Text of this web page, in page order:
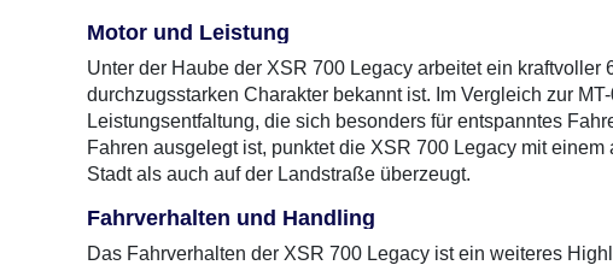
Motor und Leistung
Unter der Haube der XSR 700 Legacy arbeitet ein kraftvoller
durchzugsstarken Charakter bekannt ist. Im Vergleich zur
Leistungsentfaltung, die sich besonders für entspanntes
Fahren ausgelegt ist, punktet die XSR 700 Legacy mit
Stadt als auch auf der Landstraße überzeugt.
Fahrverhalten und Handling
Das Fahrverhalten der XSR 700 Legacy ist ein weiteres